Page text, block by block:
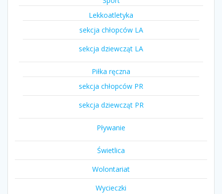
Lekkoatletyka
sekcja chłopców LA
sekcja dziewcząt LA
Piłka ręczna
sekcja chłopców PR
sekcja dziewcząt PR
Pływanie
Świetlica
Wolontariat
Wycieczki